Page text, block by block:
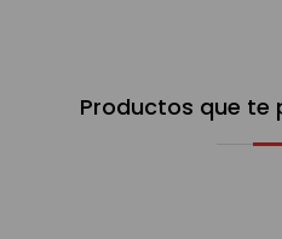
Productos que te